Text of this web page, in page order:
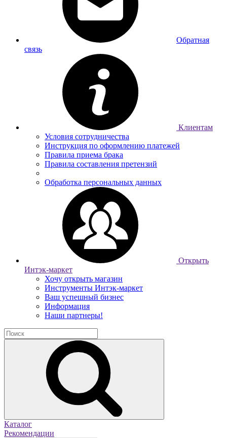
Обратная
связь
Клиентам
Условия сотрудничества
Инструкция по оформлению платежей
Правила приема брака
Правила составления претензий
Обработка персональных данных
Открыть
Интэк-маркет
Хочу открыть магазин
Инструменты Интэк-маркет
Ваш успешный бизнес
Информация
Наши партнеры!
Каталог
Рекомендации